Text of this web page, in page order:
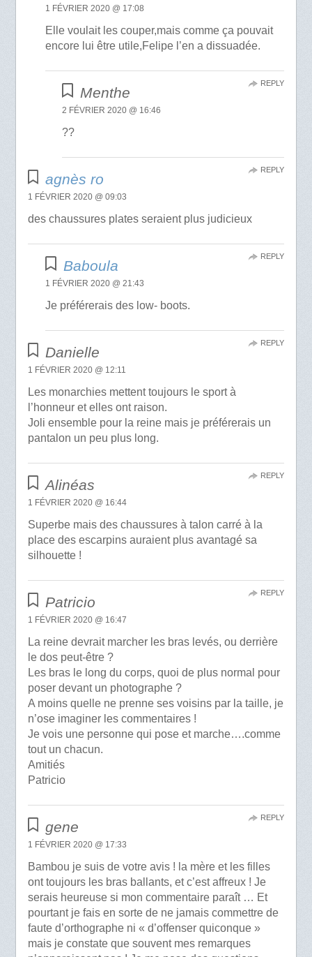
1 FÉVRIER 2020 @ 17:08
Elle voulait les couper,mais comme ça pouvait
encore lui être utile,Felipe l’en a dissuadée.
Menthe
2 FÉVRIER 2020 @ 16:46
??
REPLY
agnès ro
1 FÉVRIER 2020 @ 09:03
des chaussures plates seraient plus judicieux
REPLY
Baboula
1 FÉVRIER 2020 @ 21:43
Je préférerais des low- boots.
REPLY
Danielle
1 FÉVRIER 2020 @ 12:11
Les monarchies mettent toujours le sport à
l’honneur et elles ont raison.
Joli ensemble pour la reine mais je préférerais un
pantalon un peu plus long.
REPLY
Alinéas
1 FÉVRIER 2020 @ 16:44
Superbe mais des chaussures à talon carré à la
place des escarpins auraient plus avantagé sa
silhouette !
REPLY
Patricio
1 FÉVRIER 2020 @ 16:47
La reine devrait marcher les bras levés, ou derrière
le dos peut-être ?
Les bras le long du corps, quoi de plus normal pour
poser devant un photographe ?
A moins quelle ne prenne ses voisins par la taille, je
n’ose imaginer les commentaires !
Je vois une personne qui pose et marche….comme
tout un chacun.
Amitiés
Patricio
REPLY
gene
1 FÉVRIER 2020 @ 17:33
Bambou je suis de votre avis ! la mère et les filles
ont toujours les bras ballants, et c’est affreux ! Je
serais heureuse si mon commentaire paraît … Et
pourtant je fais en sorte de ne jamais commettre de
faute d’orthographe ni « d’offenser quiconque »
mais je constate que souvent mes remarques
REPLY